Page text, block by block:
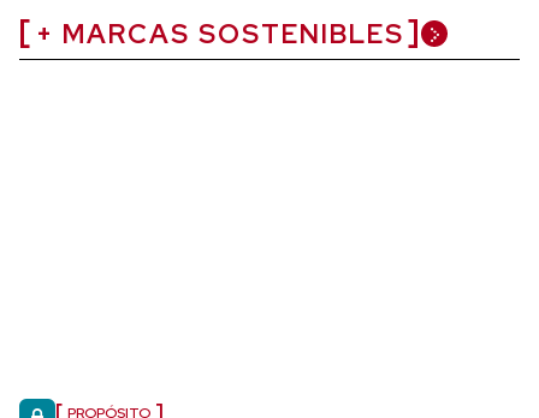
+ MARCAS SOSTENIBLES
PROPÓSITO